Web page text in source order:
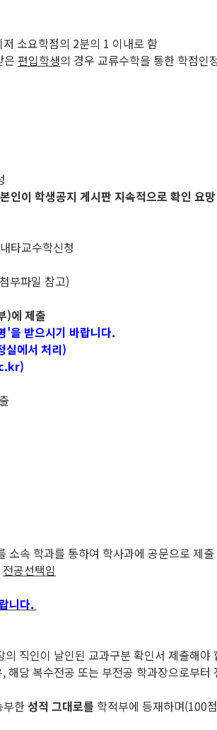
소요학점의 2분의 1 이내로 함
은 편입학생의 경우 교류수학을 통한 학점인
인이 학생공지 게시판 지속적으로 확인 요망
타교수학신청
부파일 참고)
)에 제출
'을 받으시기 바랍니다.
실에서 처리)
소속 학과를 통하여 학사과에 공문으로 제출
전공선택임
니다.
직인이 날인된 교과구분 확인서 제출해야
당 복수전공 또는 부전공 학과장으로부
부한성적 그대로를 학적부에 등재하며(100